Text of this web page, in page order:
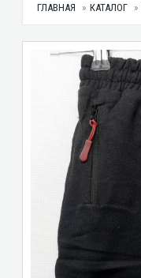
ГЛАВНАЯ КАТАЛОГ